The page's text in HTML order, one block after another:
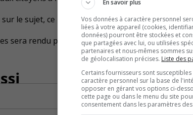
le sujet, ce registre doit être signé par 2082
sera rendu public sur le site web de la ville le 11
En savoir plus
Vos données à caractère personnel
liées à votre appareil (cookies,
données) pourront être stockées et
que partagées avec lui, ou utilisées
partenaires et nous-mêmes sommes
de géolocalisation précises. Liste des
Certains fournisseurs sont
caractère personnel sur la base de
opposer en gérant vos options ci-
cette page ou dans le menu du site
consentement dans les paramètres